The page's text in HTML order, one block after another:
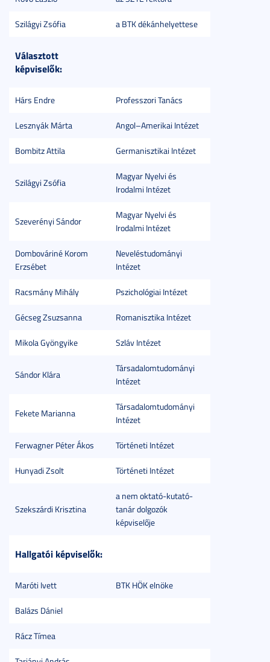
Szilágyi Zsófia a BTK dékánhelyettese
Választott
képviselők:
Hárs Endre Professzori Tanács
Lesznyák Márta Angol–Amerikai Intézet
Bombitz Attila Germanisztikai Intézet
Szilágyi Zsófia
Magyar Nyelvi és
Irodalmi Intézet
Szeverényi Sándor
Magyar Nyelvi és
Irodalmi Intézet
Dombováriné Korom
Erzsébet
Neveléstudományi
Intézet
Racsmány Mihály Pszichológiai Intézet
Gécseg Zsuzsanna Romanisztika Intézet
Mikola Gyöngyike Szláv Intézet
Sándor Klára
Társadalomtudományi
Intézet
Fekete Marianna
Társadalomtudományi
Intézet
Ferwagner Péter Ákos Történeti Intézet
Hunyadi Zsolt Történeti Intézet
Szekszárdi Krisztina
a nem oktató-kutató-
tanár dolgozók
képviselője
Hallgatói képviselők:
Maróti Ivett BTK HÖK elnöke
Balázs Dániel
Rácz Tímea